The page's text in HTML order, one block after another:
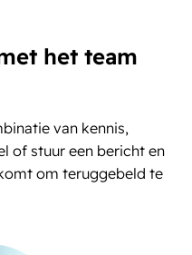
het team
van kennis,
of stuur een bericht en
om teruggebeld te